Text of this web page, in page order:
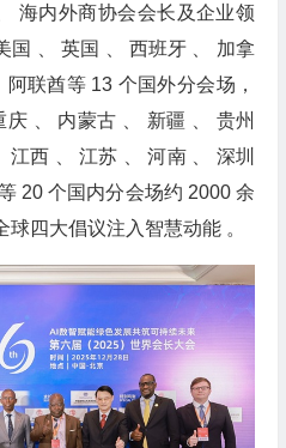
海内外商协会会长及企业领
国 、 英国 、 西班牙 、 加拿
联酋等 13 个国外分会场，
、 内蒙古 、 新疆 、 贵州
江西 、 江苏 、 河南 、 深圳
20 个国内分会场约 2000 余
四大倡议注入智慧动能 。